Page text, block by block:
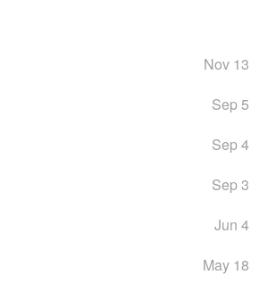
Nov 13
Sep 5
Sep 4
Sep 3
Jun 4
May 18